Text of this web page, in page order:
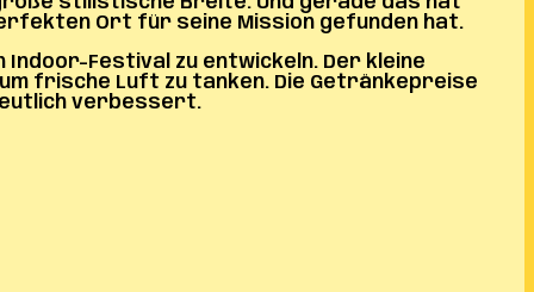
Ort für seine Mission gefunden hat.
Festival zu entwickeln. Der kleine
frische Luft zu tanken. Die Getränkepreise
verbessert.